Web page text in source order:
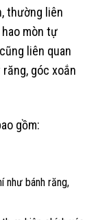
thường liên
mòn tự
liên quan
góc xoắn
gồm:
như bánh răng,